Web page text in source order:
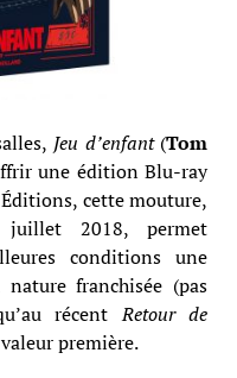
Jeu d’enfant (Tom
une édition Blu-ray
Éditions, cette mouture,
2018, permet
conditions une
franchisée (pas
récentRetour de
première.